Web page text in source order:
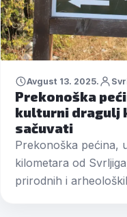
Avgust 13. 2025.
Prekonoška
kulturni dragulj
sačuvati
Prekonoška pećina,
kilometara od
prirodnih i